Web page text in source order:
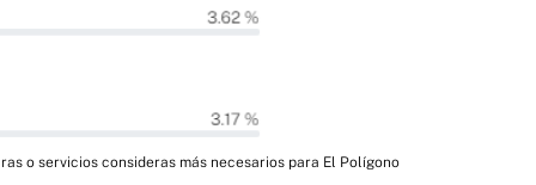
o servicios consideras más necesarios para El Polígono